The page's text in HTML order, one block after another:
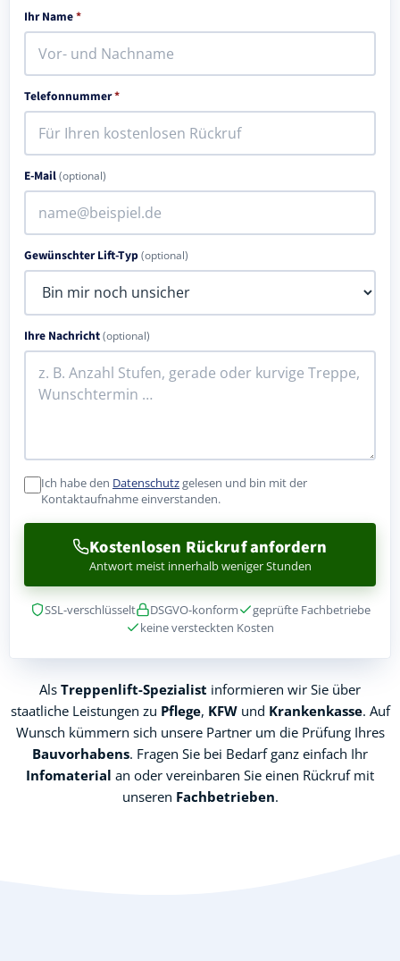
Ihr Name*
Telefonnummer*
E-Mail(optional)
Gewünschter Lift-Typ(optional)
Ihre Nachricht(optional)
Ich habe den Datenschutzgelesen und bin mit der
Kontaktaufnahme einverstanden.
Kostenlosen Rückruf anfordern
Antwort meist innerhalb weniger Stunden
SSL-verschlüsselt DSGVO-konform
geprüfte Fachbetriebe
keine versteckten Kosten
Als Treppenlift-Spezialist informieren wir Sie über
staatliche Leistungen zu Pflege, KFWund Krankenkasse. Auf
Wunsch kümmern sich unsere Partner um die Prüfung Ihres
Bauvorhabens. Fragen Sie bei Bedarf ganz einfach Ihr
Infomaterial an oder vereinbaren Sie einen Rückruf mit
unseren Fachbetrieben.